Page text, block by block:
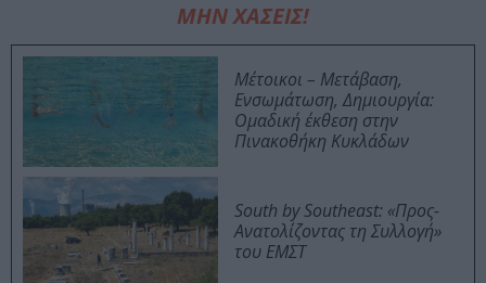
ΜΗΝ ΧΑΣΕΙΣ!
Μέτοικοι – Μετάβαση,
Ενσωμάτωση, Δημιουργία:
Ομαδική έκθεση στην
Πινακοθήκη Κυκλάδων
South by Southeast: «Προς-
Ανατολίζοντας τη Συλλογή»
του ΕΜΣΤ